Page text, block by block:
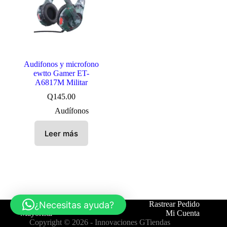
Audifonos y microfono
ewtto Gamer ET-
A6817M Militar
Q145.00
Audífonos
Leer más
Tienda Contáctanos
Rastrear Pedido
Mayorista
Mi Cuenta
Copyright © 2026 - Innovaciones GTiendas
¿Necesitas ayuda?